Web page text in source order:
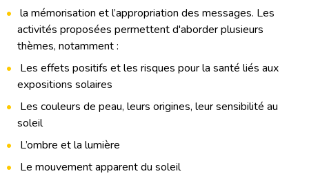
la mémorisation et l’appropriation des messages. Les
activités proposées permettent d'aborder plusieurs
thèmes, notamment :
Les effets positifs et les risques pour la santé liés aux
expositions solaires
Les couleurs de peau, leurs origines, leur sensibilité au
soleil
L’ombre et la lumière
Le mouvement apparent du soleil